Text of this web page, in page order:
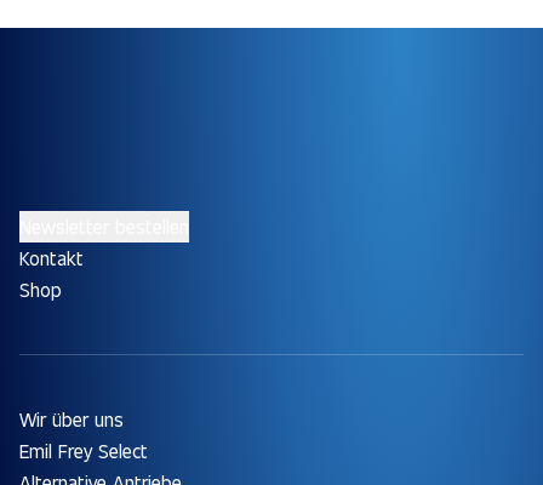
Kontakt
Shop
Wir über uns
Emil Frey Select